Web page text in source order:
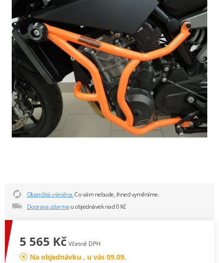
Okamžitá výměna.Co vám nebude, ihned vyměníme.
Doprava zdarma u objednávek nad 0 Kč
5 565 Kč Včetně DPH
Na objednávku , u vás 09.09.